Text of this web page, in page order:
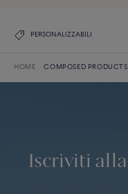
PERSONALIZZABILI
HOME COMPOSED PRODUCTS
Iscriviti